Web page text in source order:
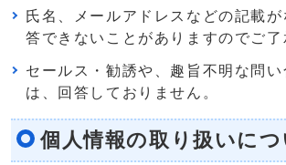
氏名、メールアドレスなどの記載が
答できないことがありますのでご了
セールス・勧誘や、趣旨不明な問い
は、回答しておりません。
個人情報の取り扱いにつ